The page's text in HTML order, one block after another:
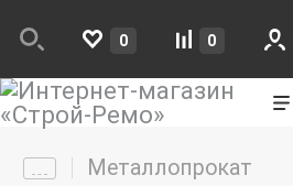
0 0
Металлопрокат